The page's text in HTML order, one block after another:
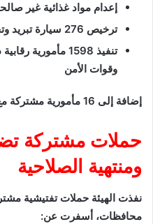
إعدام مواد غذائية غير
ترخيص 276 سيارة تبريد وتجميد
تنفيذ 1598
وقوات الأمن
إضافة إلى 16 مأمورية مشتركة مع شرطة التموين.
حملات مشتركة
ومنتهية الصلاحية
نفذت الهيئة حملات تفتيشية
محافظات، أسفرت عن: